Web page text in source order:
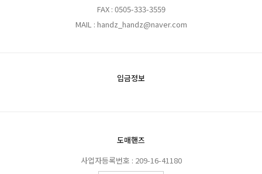
FAX : 0505-333-3559
MAIL : handz_handz@naver.com
입금정보
도매핸즈
사업자등록번호 : 209-16-41180